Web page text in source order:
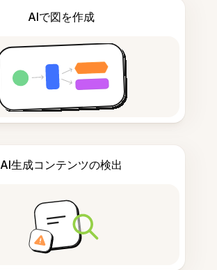
AIで図を作成
AI生成コンテンツの検出